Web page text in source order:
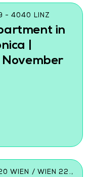
- 4040 LINZ
in
|
WIEN / WIEN 22.,